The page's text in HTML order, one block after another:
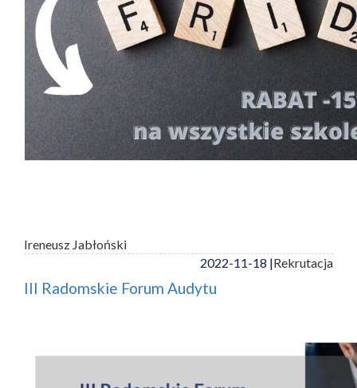
Ireneusz Jabłoński
2022-11-18 |Rekrutacja
III Radomskie Forum Audytu